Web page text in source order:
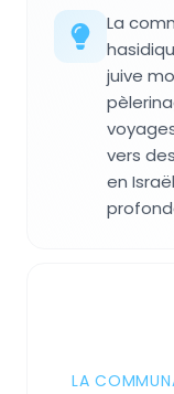
La
juive
vers
en
LA